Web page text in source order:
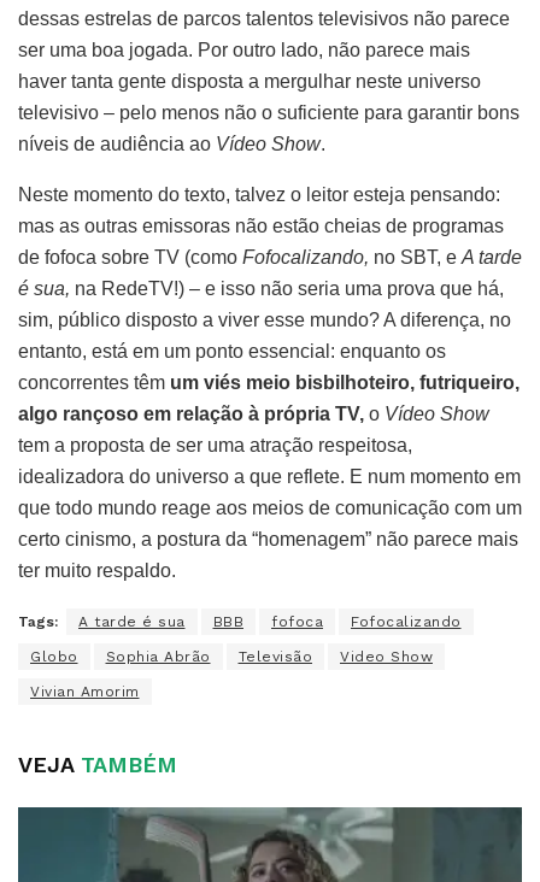
dessas estrelas de parcos talentos televisivos não parece
ser uma boa jogada. Por outro lado, não parece mais
haver tanta gente disposta a mergulhar neste universo
televisivo – pelo menos não o suficiente para garantir bons
níveis de audiência ao Vídeo Show.
Neste momento do texto, talvez o leitor esteja pensando:
mas as outras emissoras não estão cheias de programas
de fofoca sobre TV (como Fofocalizando, no SBT, e A tarde
é sua, na RedeTV!) – e isso não seria uma prova que há,
sim, público disposto a viver esse mundo? A diferença, no
entanto, está em um ponto essencial: enquanto os
concorrentes têm um viés meio bisbilhoteiro, futriqueiro,
algo rançoso em relação à própria TV, o Vídeo Show
tem a proposta de ser uma atração respeitosa,
idealizadora do universo a que reflete. E num momento em
que todo mundo reage aos meios de comunicação com um
certo cinismo, a postura da “homenagem” não parece mais
ter muito respaldo.
Tags: A tarde é sua BBB fofoca Fofocalizando
Globo Sophia Abrão Televisão Video Show
Vivian Amorim
VEJATAMBÉM